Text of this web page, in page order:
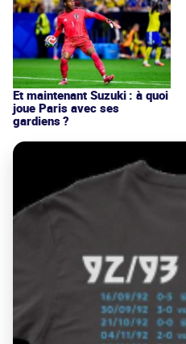
Et maintenant Suzuki : à quoi
joue Paris avec ses
gardiens ?